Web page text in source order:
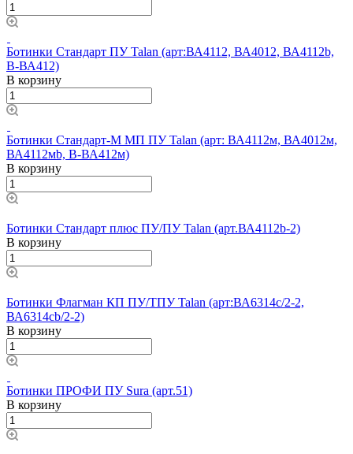
Ботинки Стандарт ПУ Talan (арт:ВА4112, ВА4012, ВА4112b,
В-ВА412)
В корзину
Ботинки Стандарт-М МП ПУ Talan (арт: ВА4112м, ВА4012м,
ВА4112мb, В-ВА412м)
В корзину
Ботинки Стандарт плюс ПУ/ПУ Talan (арт.ВА4112b-2)
В корзину
Ботинки Флагман КП ПУ/ТПУ Talan (арт:ВА6314c/2-2,
ВА6314cb/2-2)
В корзину
Ботинки ПРОФИ ПУ Sura (арт.51)
В корзину